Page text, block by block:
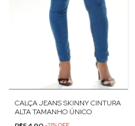
CALÇA JEANS SKINNY CINTURA
ALTA TAMANHO ÚNICO